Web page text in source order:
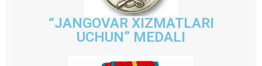
“JANGOVAR XIZMATLARI
UCHUN” MEDALI